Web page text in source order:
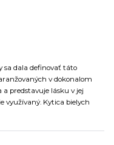
sa dala definovať táto
v dokonalom
predstavuje lásku v jej
využívaný. Kytica bielych